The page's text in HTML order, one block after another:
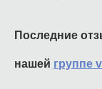
Последние
нашей группе